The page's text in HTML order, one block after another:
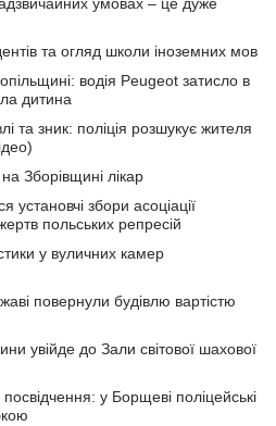
та огляд школи іноземних мов
водія Peugeot затисло в
дитина
та зник: поліція розшукує жителя
Зборівщині лікар
установчі збори асоціації
польських репресій
у вуличних камер
повернули будівлю вартістю
увійде до Зали світової шахової
у Борщеві поліцейські